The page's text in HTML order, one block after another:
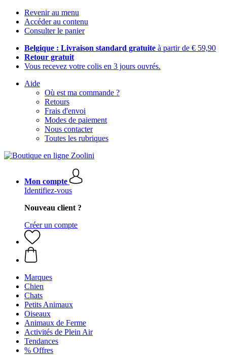
Revenir au menu
Accéder au contenu
Consulter le panier
Belgique : Livraison standard gratuite à partir de € 59,90
Retour gratuit
Vous recevez votre colis en 3 jours ouvrés.
Aide
Où est ma commande ?
Retours
Frais d'envoi
Modes de paiement
Nous contacter
Toutes les rubriques
Mon compte
Identifiez-vous
Nouveau client ?
Créer un compte
Marques
Chien
Chats
Petits Animaux
Oiseaux
Animaux de Ferme
Activités de Plein Air
Tendances
% Offres